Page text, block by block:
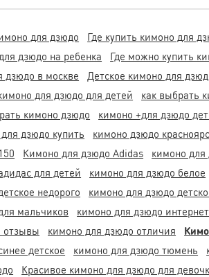
для дзюдо Где купить кимоно для
дзюдо на ребенка
Где можно купить
дзюдо в москве
Детское кимоно для
для дзюдо для детей
как выбрать
кимоно дзюдо
кимоно +для дзюдо
дзюдо купить
кимоно дзюдо
Кимоно для дзюдо Adidas кимоно
для детей
кимоно для дзюдо белое
недорого
кимоно для дзюдо
мальчиков
кимоно для дзюдо
отзывы
кимоно для дзюдо отличия
детское
кимоно для дзюдо тюмень
Красивое кимоно для дзюдо для